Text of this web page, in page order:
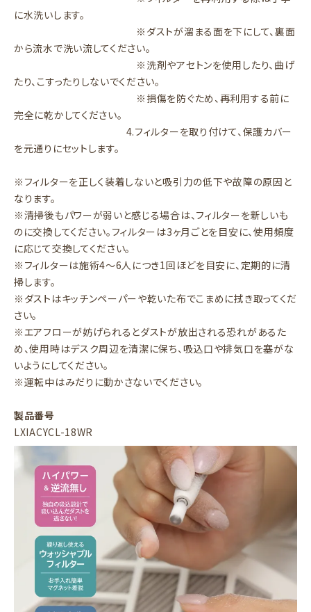
に水洗いします。
※ダストが溜まる面を下にして、裏面
から流水で洗い流してください。
※洗剤やアセトンを使用したり、曲げ
たり、こすったりしないでください。
※損傷を防ぐため、再利用する前に
完全に乾かしてください。
4.フィルターを取り付けて、保護カバー
を元通りにセットします。
※フィルターを正しく装着しないと吸引力の低下や故障の原因と
なります。
※清掃後もパワーが弱いと感じる場合は、フィルターを新しいも
のに交換してください。フィルターは3ヶ月ごとを目安に、使用頻度
に応じて交換してください。
※フィルターは施術4～6人につき1回ほどを目安に、定期的に清
掃します。
※ダストはキッチンペーパーや乾いた布でこまめに拭き取ってくだ
さい。
※エアフローが妨げられるとダストが放出される恐れがあるた
め、使用時はデスク周辺を清潔に保ち、吸込口や排気口を塞がな
いようにしてください。
※運転中はみだりに動かさないでください。
製品番号
LXIACYCL-18WR